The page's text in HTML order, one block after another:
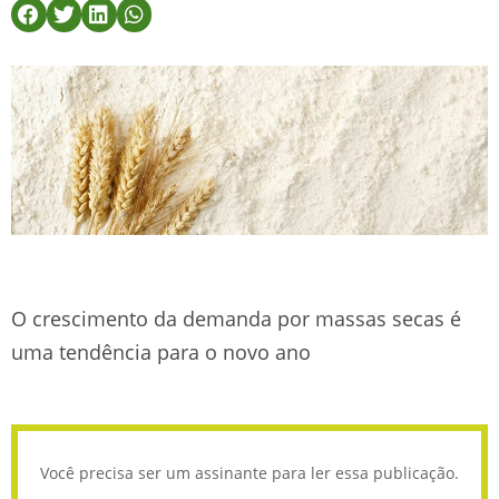
O crescimento da demanda por massas secas é
uma tendência para o novo ano
Você precisa ser um assinante para ler essa publicação.